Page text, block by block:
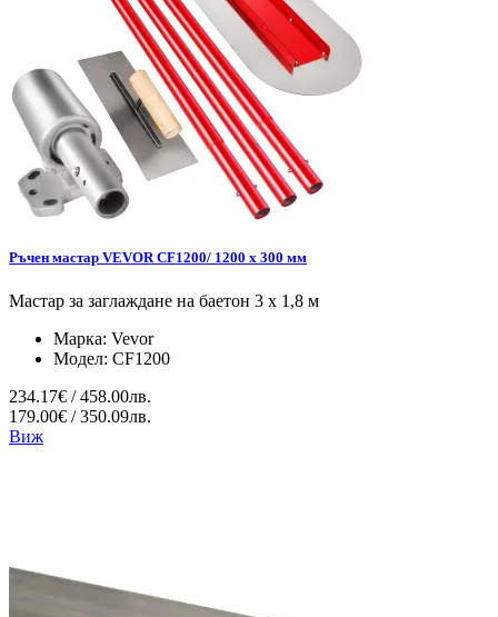
Ръчен мастар VEVOR CF1200/ 1200 x 300 мм
Мастар за заглаждане на баетон 3 х 1,8 м
Марка: Vevor
Модел: CF1200
234.17€ / 458.00лв.
179.00€ / 350.09лв.
Виж